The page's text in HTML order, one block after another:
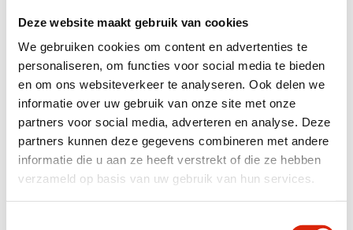
Deze website maakt gebruik van cookies
We gebruiken cookies om content en advertenties te
personaliseren, om functies voor social media te bieden
en om ons websiteverkeer te analyseren. Ook delen we
informatie over uw gebruik van onze site met onze
partners voor social media, adverteren en analyse. Deze
partners kunnen deze gegevens combineren met andere
informatie die u aan ze heeft verstrekt of die ze hebben
verzameld op basis van uw gebruik van hun services.
Gemiddelde beoordeling 9.4 op Google
Zelf ophalen?
Ophalen tijdens openingstijden donderdag en vrijdag van 10
tot 17 uur.
Zaterdag en zondag van 10 tot 16 uur, zondags is er tot 15:30
uur iemand aanwezig om te tillen.
Productinformatie
Witte vaas
Afmetingen: